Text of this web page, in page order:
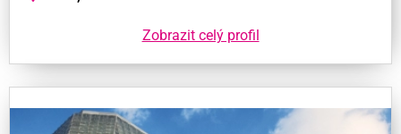
Zobrazit celý profil